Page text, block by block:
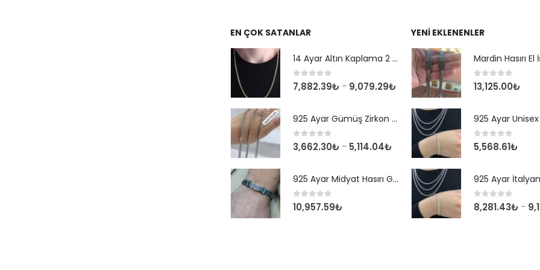
EN ÇOK SATANLAR
14 Ayar Altın Kaplama 2 mm Kare Kral Zincir Kolye
0 out of 5
7,882.39₺ – 9,079.29₺
925 Ayar Gümüş Zirkon Taşlı Yuvarlak Suyolu Bileklik
0 out of 5
3,662.30₺ – 5,114.04₺
925 Ayar Midyat Hasırı Gümüş Erkek Bilekliği
0out of 5
10,957.59₺
YENI EKLENENLER
0out of 5
13,125.00₺
0 out of 5
5,568.61₺
0 out of 5
8,281.43₺ –